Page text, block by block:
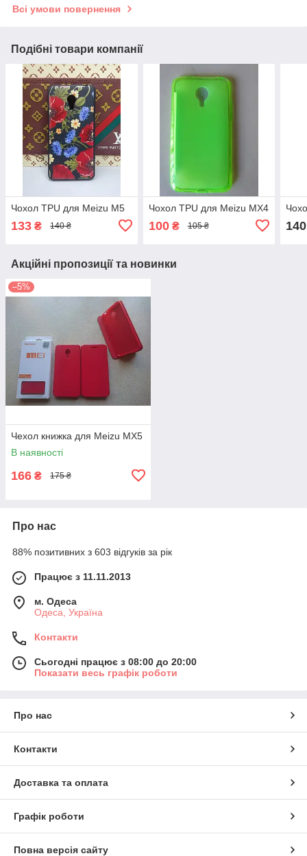
Всі умови повернення
Подібні товари компанії
Чохол TPU для Meizu M5
133 ₴ 140 ₴
Чохол TPU для Meizu MX4
100₴ 105 ₴ 140
Акційні пропозиції та новинки
–5%
Чехол книжка для Meizu MX5
В наявності
166 ₴ 175 ₴
Про нас
88% позитивних з 603 відгуків за рік
Працює з 11.11.2013
м. Одеса
Одеса, Україна
Контакти
Сьогодні працює з 08:00 до 20:00
Показати весь графік роботи
Про нас
Контакти
Доставка та оплата
Графік роботи
Повна версія сайту